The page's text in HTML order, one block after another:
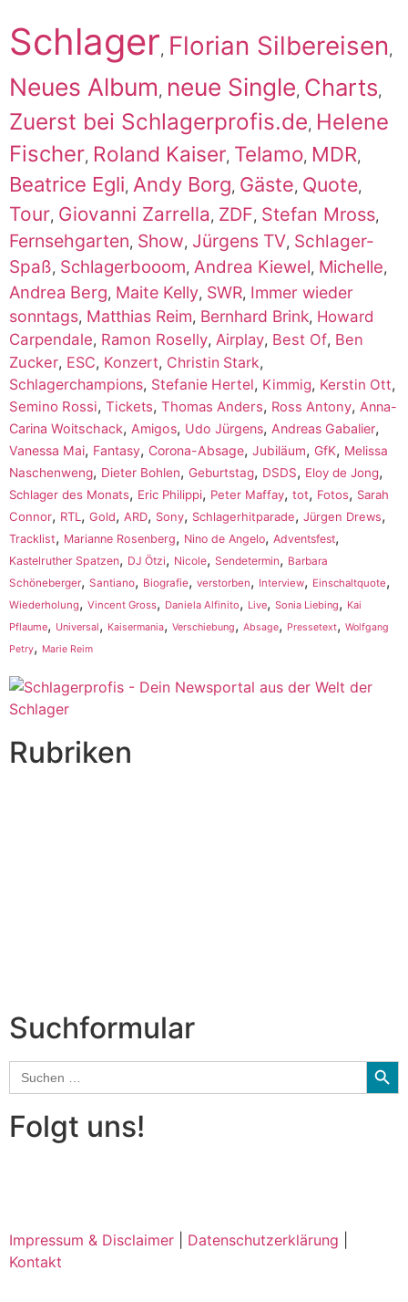
Schlager, Florian Silbereisen,
Neues Album, neue Single, Charts,
Zuerst bei Schlagerprofis.de, Helene
Fischer, Roland Kaiser, Telamo, MDR,
Beatrice Egli, Andy Borg, Gäste, Quote,
Tour, Giovanni Zarrella, ZDF, Stefan Mross,
Fernsehgarten, Show, Jürgens TV, Schlager-
Spaß, Schlagerbooom, Andrea Kiewel, Michelle,
Andrea Berg, Maite Kelly, SWR, Immer wieder
sonntags, Matthias Reim, Bernhard Brink, Howard
Carpendale, Ramon Roselly, Airplay, Best Of, Ben
Zucker, ESC, Konzert, Christin Stark,
Schlagerchampions, Stefanie Hertel, Kimmig, Kerstin Ott,
Semino Rossi, Tickets, Thomas Anders, Ross Antony, Anna-
Carina Woitschack, Amigos, Udo Jürgens, Andreas Gabalier,
Vanessa Mai, Fantasy, Corona-Absage, Jubiläum, GfK, Melissa
Naschenweng, Dieter Bohlen, Geburtstag, DSDS, Eloy de Jong,
Schlager des Monats, Eric Philippi, Peter Maffay, tot, Fotos, Sarah
Connor, RTL , Gold, ARD, Sony, Schlagerhitparade, Jürgen Drews,
Tracklist, Marianne Rosenberg, Nino de Angelo, Adventsfest,
Kastelruther Spatzen, DJ Ötzi, Nicole, Sendetermin, Barbara
Schöneberger, Santiano, Biografie, verstorben, Interview, Einschaltquote,
Wiederholung, Vincent Gross, Daniela Alfinito, Live, Sonia Liebing, Kai
Pflaume, Universal, Kaisermania, Verschiebung, Absage, Pressetext, Wolfgang
Petry, Marie Reim
Rubriken
Suchformular
Search
for:
Folgt uns!
Impressum & Disclaimer Datenschutzerklärung
Kontakt